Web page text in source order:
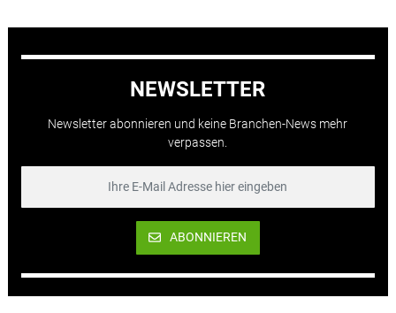
NEWSLETTER
Newsletter abonnieren und keine Branchen-News mehr
verpassen.
ABONNIEREN